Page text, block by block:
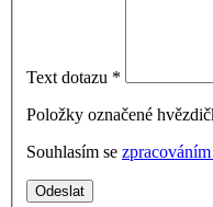
Text dotazu *
Položky označené
Souhlasím se